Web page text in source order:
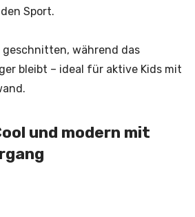
Sport.
geschnitten, während das
bleibt – ideal für aktive Kids mit
und modern mit